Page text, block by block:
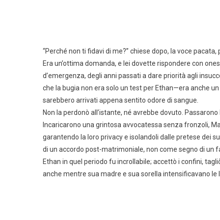
“Perché non ti fidavi di me?” chiese dopo, la voce
Era un’ottima domanda, e lei dovette rispondere con
d’emergenza, degli anni passati a dare priorità agli
che la bugia non era solo un test per Ethan—era anche
sarebbero arrivati appena sentito odore di sangue.
Non la perdonò all’istante, né avrebbe dovuto.
Incaricarono una grintosa avvocatessa senza fronzoli,
garantendo la loro privacy e isolandoli dalle pretese dei
di un accordo post-matrimoniale, non come segno di
Ethan in quel periodo fu incrollabile; accettò i confini,
anche mentre sua madre e sua sorella intensificavano le